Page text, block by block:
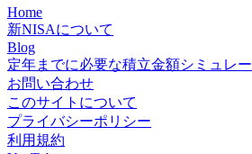
Home
新NISAについて
Blog
定年までに必要な積立金額シミュレ
お問い合わせ
このサイトについて
プライバシーポリシー
利用規約